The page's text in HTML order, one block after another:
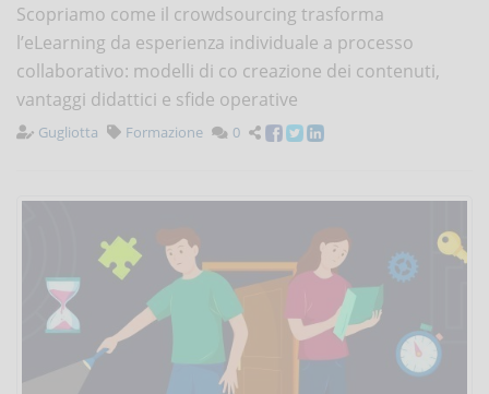
Scopriamo come il crowdsourcing trasforma
l’eLearning da esperienza individuale a processo
collaborativo: modelli di co creazione dei contenuti,
vantaggi didattici e sfide operative
Gugliotta Formazione 0